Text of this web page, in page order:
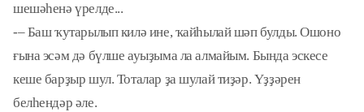
шешәһенә үрелде...
-– Баш ҡутарылып килә ине, ҡайһылай шәп булды. Ошоно
ғына эсәм дә бүлше ауыҙыма ла алмайым. Бында эскесе
кеше барҙыр шул. Тоталар ҙа шулай тиҙәр. Үҙҙәрен
белһендәр әле.